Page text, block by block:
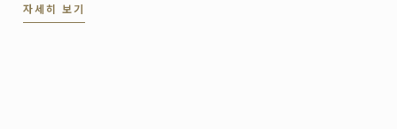
자세히 보기